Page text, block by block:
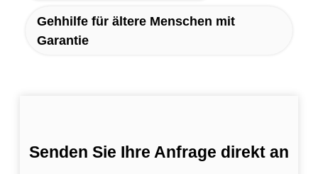
Gehhilfe für ältere Menschen mit
Garantie
Senden Sie Ihre Anfrage direkt an